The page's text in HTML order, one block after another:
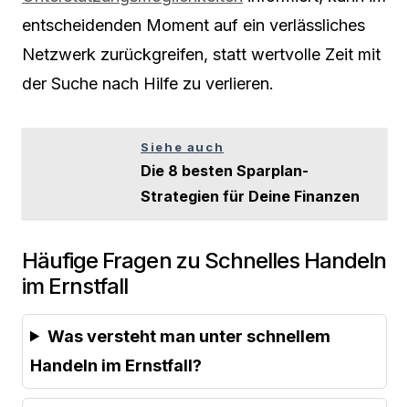
entscheidenden Moment auf ein verlässliches
Netzwerk zurückgreifen, statt wertvolle Zeit mit
der Suche nach Hilfe zu verlieren.
Siehe auch
Die 8 besten Sparplan-
Strategien für Deine Finanzen
Häufige Fragen zu Schnelles Handeln
im Ernstfall
Was versteht man unter schnellem
Handeln im Ernstfall?